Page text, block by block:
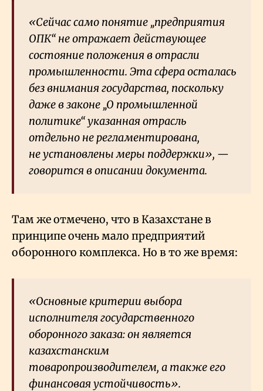
«Сейчас само понятие „предприятия
ОПК“ не отражает действующее
состояние положения в отрасли
промышленности. Эта сфера осталась
без внимания государства, поскольку
даже в законе „О промышленной
политике“ указанная отрасль
отдельно не регламентирована,
не установлены меры поддержки», —
говорится в описании документа.
Там же отмечено, что в Казахстане в
принципе очень мало предприятий
оборонного комплекса. Но в то же время:
«Основные критерии выбора
исполнителя государственного
оборонного заказа: он является
казахстанским
товаропроизводителем, а также его
финансовая устойчивость».